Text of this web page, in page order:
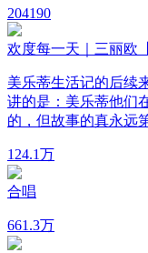
204190
欢度每一天｜三丽欧
美乐蒂生活记的后续
讲的是：美乐蒂他们
的，但故事的真永远
124.1万
合唱
661.3万